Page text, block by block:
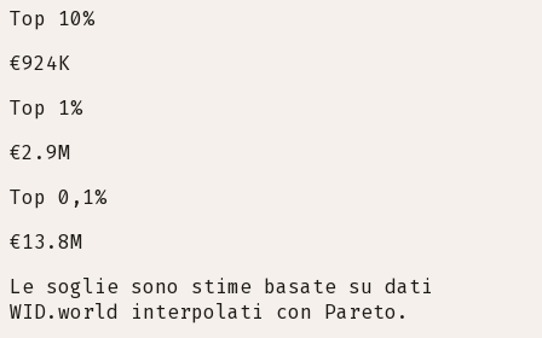
Top 10%
€924K
Top 1%
€2.9M
Top 0,1%
€13.8M
Le soglie sono stime basate su dati
WID.world interpolati con Pareto.